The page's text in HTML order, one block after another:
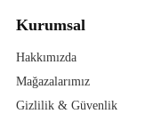
Kurumsal
Hakkımızda
Mağazalarımız
Gizlilik & Güvenlik